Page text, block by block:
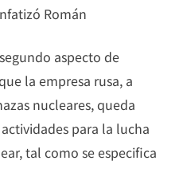
Román
aspecto de
la empresa rusa, a
nucleares, queda
para la lucha
tal como se especifica